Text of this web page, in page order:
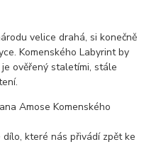
velice drahá, si konečně
Komenského Labyrint by
ověřený staletími, stále
Amose Komenského
které nás přivádí zpět ke